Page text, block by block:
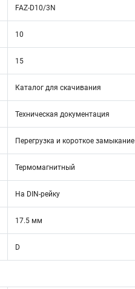
FAZ-D10/3N
10
15
Каталог для скачивания
Техническая документация
Перегрузка и короткое замыкание
Термомагнитный
На DIN-рейку
17.5 мм
D